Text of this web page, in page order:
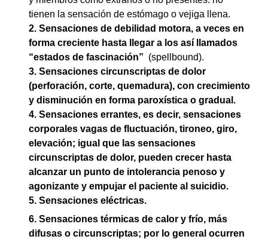
tienen la sensación de estómago o vejiga llena.
2. Sensaciones de debilidad motora, a veces en
forma creciente hasta llegar a los así llamados
“estados de fascinación” (spellbound).
3. Sensaciones circunscriptas de dolor
(perforación, corte, quemadura), con crecimiento
y disminución en forma paroxística o gradual.
4. Sensaciones errantes, es decir, sensaciones
corporales vagas de fluctuación, tironeo, giro,
elevación; igual que las sensaciones
circunscriptas de dolor, pueden crecer hasta
alcanzar un punto de intolerancia penoso y
agonizante y empujar el paciente al suicidio.
5. Sensaciones eléctricas.
6. Sensaciones térmicas de calor y frío, más
difusas o circunscriptas; por lo general ocurren